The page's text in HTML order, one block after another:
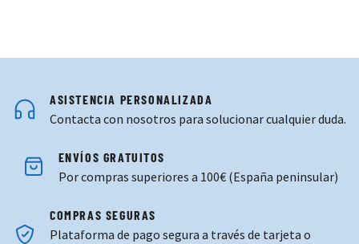
ASISTENCIA PERSONALIZADA
Contacta con nosotros para solucionar cualquier duda.
ENVÍOS GRATUITOS
Por compras superiores a 100€ (España peninsular)
COMPRAS SEGURAS
Plataforma de pago segura a través de tarjeta o